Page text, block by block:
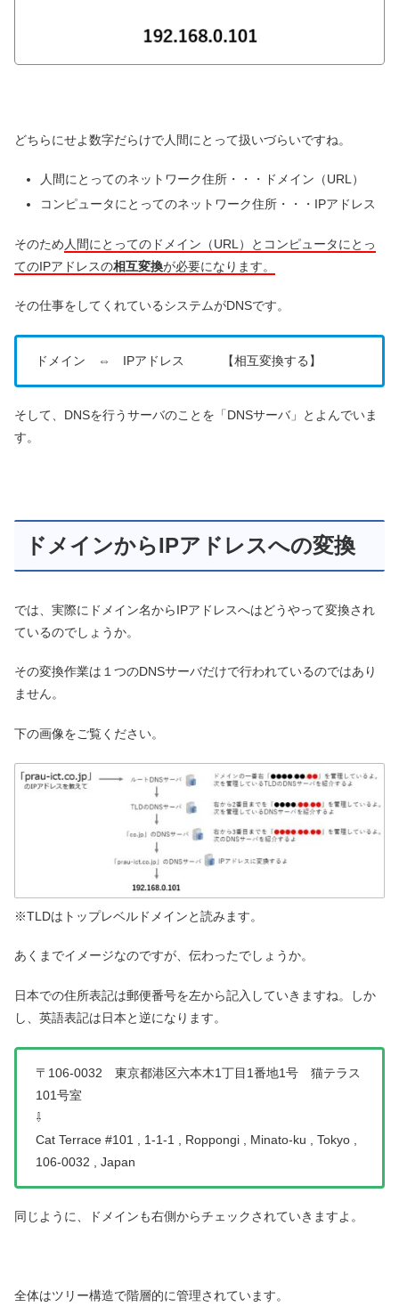
どちらにせよ数字だらけで人間にとって扱いづらいですね。
人間にとってのネットワーク住所・・・ドメイン（URL）
コンピュータにとってのネットワーク住所・・・IPアドレス
そのため 人間にとってのドメイン（URL）とコンピュータにとっ
てのIPアドレスの相互変換が必要になります。
その仕事をしてくれているシステムがDNSです。
ドメイン ⇔ IPアドレス 【相互変換する】
そして、DNSを行うサーバのことを「DNSサーバ」とよんでいま
す。
ドメインからIPアドレスへの変換
では、実際にドメイン名からIPアドレスへはどうやって変換され
ているのでしょうか。
その変換作業は１つのDNSサーバだけで行われているのではあり
ません。
下の画像をご覧ください。
※TLDはトップレベルドメインと読みます。
あくまでイメージなのですが、伝わったでしょうか。
日本での住所表記は郵便番号を左から記入していきますね。しか
し、英語表記は日本と逆になります。
〒106-0032 東京都港区六本木1丁目1番地1号 猫テラス
101号室
⇩
Cat Terrace #101 , 1-1-1 , Roppongi , Minato-ku , Tokyo ,
106-0032 , Japan
同じように、ドメインも右側からチェックされていきますよ。
全体はツリー構造で階層的に管理されています。